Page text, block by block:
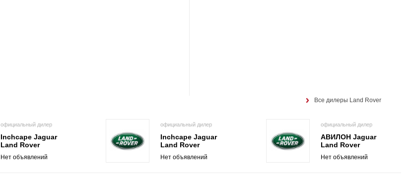
Все дилеры Land Rover
официальный дилер
Inchcape Jaguar
Land Rover
Нет объявлений
официальный дилер
Inchcape Jaguar
Land Rover
Нет объявлений
официальный дилер
АВИЛОН Jaguar
Land Rover
Нет объявлений